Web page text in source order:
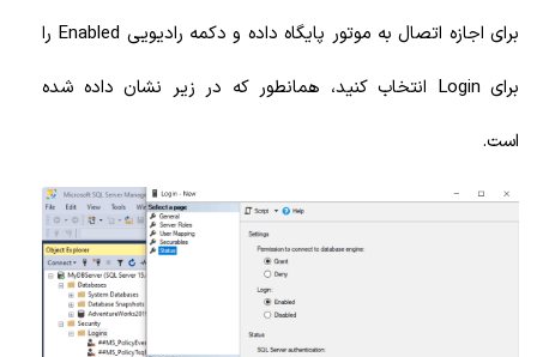
برای اجازه اتصال به موتور پایگاه داده و دکمه رادیویی Enabled را
برای Login انتخاب کنید، همانطور که در زیر نشان داده شده
است.